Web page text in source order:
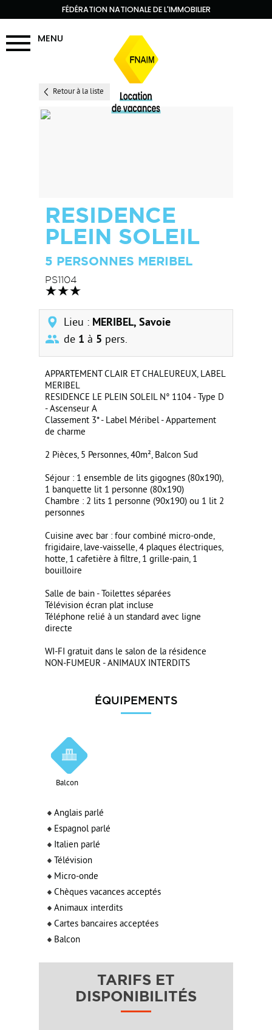
FÉDÉRATION NATIONALE DE L'IMMOBILIER
MENU
Retour à la liste
RESIDENCE
PLEIN SOLEIL
5 PERSONNES MERIBEL
PS1104
Lieu : MERIBEL, Savoie
de 1 à 5 pers.
APPARTEMENT CLAIR ET CHALEUREUX, LABEL
MERIBEL
RESIDENCE LE PLEIN SOLEIL N° 1104 - Type D
- Ascenseur A
Classement 3* - Label Méribel - Appartement
de charme
2 Pièces, 5 Personnes, 40m², Balcon Sud
Séjour : 1 ensemble de lits gigognes (80x190),
1 banquette lit 1 personne (80x190)
Chambre : 2 lits 1 personne (90x190) ou 1 lit 2
personnes
Cuisine avec bar : four combiné micro-onde,
frigidaire, lave-vaisselle, 4 plaques électriques,
hotte, 1 cafetière à filtre, 1 grille-pain, 1
bouilloire
Salle de bain - Toilettes séparées
Télévision écran plat incluse
Téléphone relié à un standard avec ligne
directe
WI-FI gratuit dans le salon de la résidence
NON-FUMEUR - ANIMAUX INTERDITS
ÉQUIPEMENTS
Balcon
Anglais parlé
Espagnol parlé
Italien parlé
Télévision
Micro-onde
Chèques vacances acceptés
Animaux interdits
Cartes bancaires acceptées
Balcon
TARIFS ET
DISPONIBILITÉS